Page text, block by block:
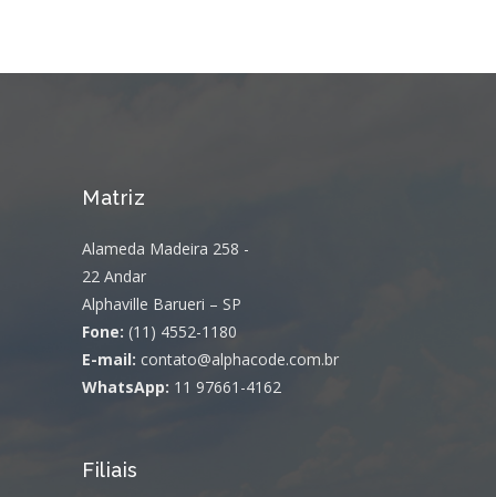
Matriz
Alameda Madeira 258 -
22 Andar
Alphaville Barueri – SP
Fone: (11) 4552-1180
E-mail: contato@alphacode.com.br
WhatsApp: 11 97661-4162
Filiais